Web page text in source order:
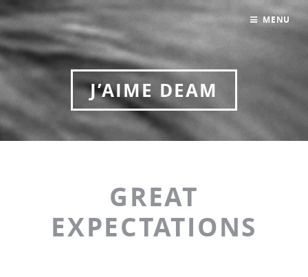
J’AIME DEAM
GREAT
EXPECTATIONS
MENU